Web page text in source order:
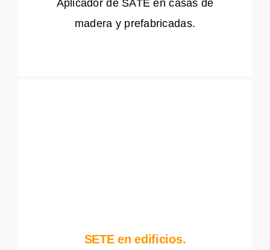
Aplicador de SATE en casas de
madera y prefabricadas.
SETE en edificios.